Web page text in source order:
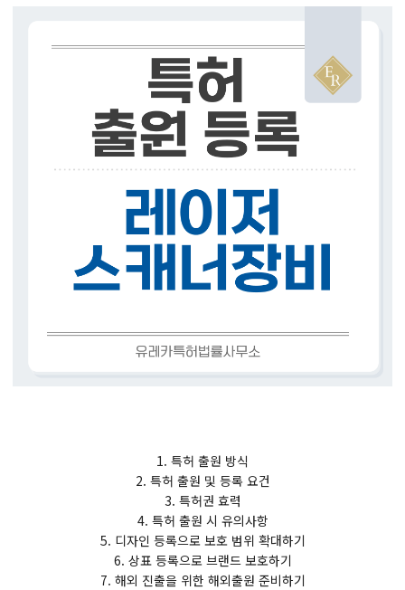
1. 특허 출원 방식
2. 특허 출원 및 등록 요건
3. 특허권 효력
4. 특허 출원 시 유의사항
5. 디자인 등록으로 보호 범위 확대하기
6. 상표 등록으로 브랜드 보호하기
7. 해외 진출을 위한 해외출원 준비하기